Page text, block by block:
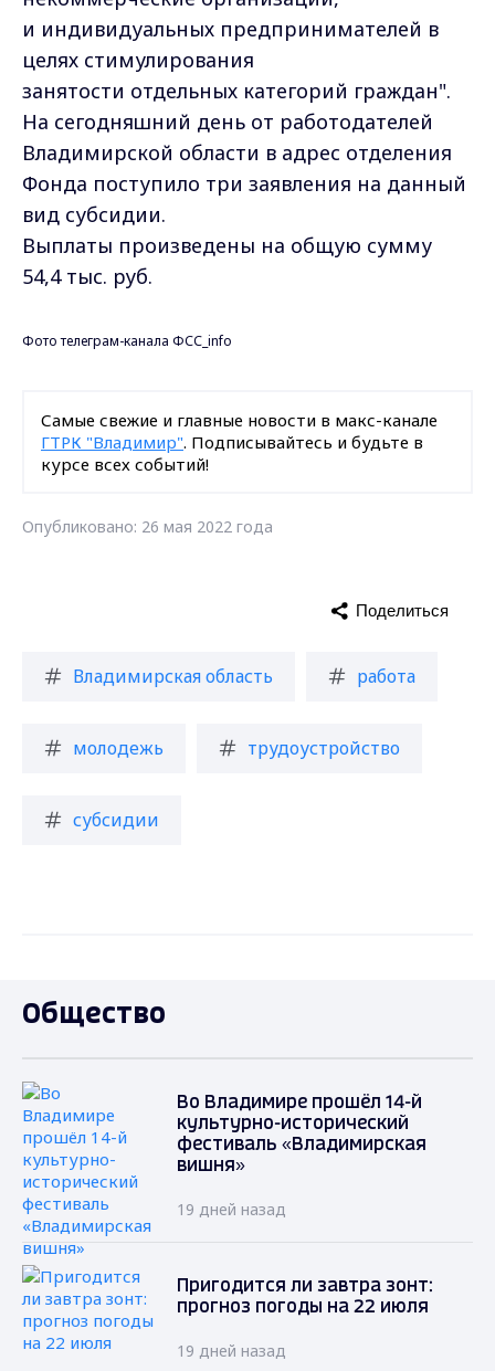
и индивидуальных предпринимателей в
целях стимулирования
занятости отдельных категорий граждан".
На сегодняшний день от работодателей
Владимирской области в адрес отделения
Фонда поступило три заявления на данный
вид субсидии.
Выплаты произведены на общую сумму
54,4 тыс. руб.
Фото телеграм-канала ФСС_info
Самые свежие и главные новости в макс-канале
ГТРК "Владимир". Подписывайтесь и будьте в
курсе всех событий!
Опубликовано: 26 мая 2022 года
Владимирская область работа
молодежь трудоустройство
субсидии
Поделиться
Общество
Во Владимире прошёл 14-й
культурно-исторический
фестиваль «Владимирская
вишня»
19 дней назад
Пригодится ли завтра зонт:
прогноз погоды на 22 июля
19 дней назад